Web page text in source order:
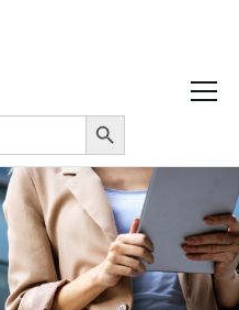
Search Button